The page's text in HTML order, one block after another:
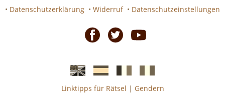
• Datenschutzerklärung • Widerruf • Datenschutzeinstellungen
EnglischeSpanischefranzösicheitalienische
Linktipps für Rätsel | Gendern